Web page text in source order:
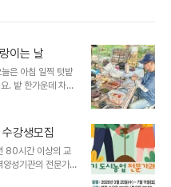
이는 날
은 아침 일찍 텃밭
. 밭 한가운데 차린
동체 회원님과 그
는 찰밥에 구운
상큼한 과일까
식사 덕분에 금세
, 내친김에식사를 마
작했어요. 홀로 작
강생모집
80시간 이상의 교
양성기관의 전문가
텃밭에 적합한 농